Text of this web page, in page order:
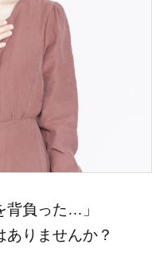
背負った…」
ありませんか？